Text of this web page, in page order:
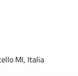
MI, Italia